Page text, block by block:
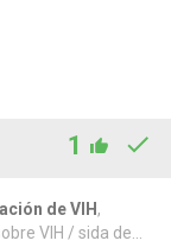
1
de VIH ,
VIH / sida de...